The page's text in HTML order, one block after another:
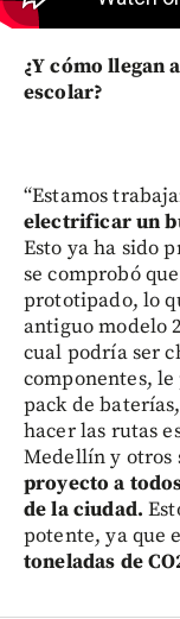
¿Y cómo llegan
escolar?
“Estamos
electrificar un
Esto ya ha sido
se comprobó
prototipado, lo
antiguo modelo
cual podría ser
componentes,
pack de
hacer las rutas
Medellín y otros
proyecto a
de la ciudad.
potente, ya que
toneladas de